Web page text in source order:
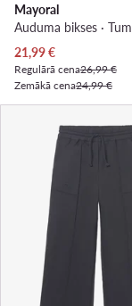
Mayoral
Auduma bikses ·
Pašreizējā cena
21,99€
Regulārā cena26,99 €
Zemākā cena24,99 €